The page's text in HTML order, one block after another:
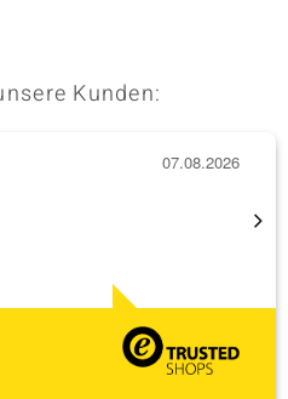
Kunden:
07.08.2026
Eine